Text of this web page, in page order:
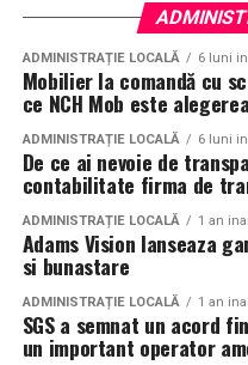
ADMINISTRAȚIE LOCALĂ 6 luni
Mobilier la comandă cu
ce NCH Mob este
ADMINISTRAȚIE LOCALĂ 6 luni
De ce ai nevoie de
contabilitate firma de
ADMINISTRAȚIE LOCALĂ 1 an
Adams Vision lanseaza
si bunastare
ADMINISTRAȚIE LOCALĂ 1 an
SGS a semnat un acord
un important operator